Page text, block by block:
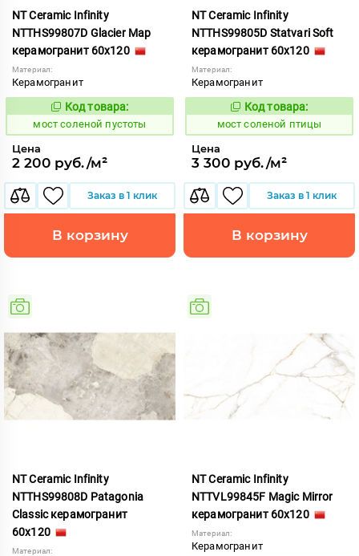
NT Ceramic Infinity
NTTHS99807D Glacier Map
керамогранит 60x120
Материал:
Керамогранит
1027324
Код товара:
мост соленой пустоты
Цена
2 200 руб./м²
Заказ в 1 клик
В корзину
NT Ceramic Infinity
NTTHS99805D Statvari Soft
керамогранит 60x120
Материал:
Керамогранит
1027323
Код товара:
мост соленой птицы
Цена
3 300 руб./м²
Заказ в 1 клик
В корзину
NT Ceramic Infinity
NTTHS99808D Patagonia
Classic керамогранит
60x120
Материал:
NT Ceramic Infinity
NTTVL99845F Magic Mirror
керамогранит 60x120
Материал:
Керамогранит